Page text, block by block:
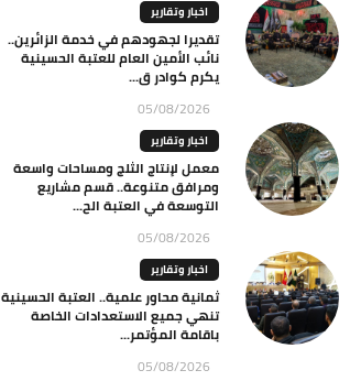
اخبار وتقارير
تقديرا لجهودهم في خدمة الزائرين..
نائب الأمين العام للعتبة الحسينية
يكرم كوادر ق...
05/08/2026
اخبار وتقارير
معمل لإنتاج الثلج ومساحات واسعة
ومرافق متنوعة.. قسم مشاريع
التوسعة في العتبة الح...
05/08/2026
اخبار وتقارير
ثمانية محاور علمية.. العتبة الحسينية
تنهي جميع الاستعدادات الخاصة
باقامة المؤتمر...
05/08/2026